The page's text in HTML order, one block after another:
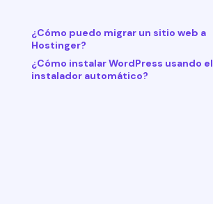
¿Cómo puedo migrar un sitio web a
Hostinger?
¿Cómo instalar WordPress usando el
instalador automático?